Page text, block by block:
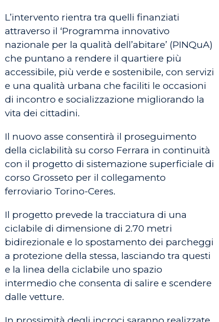
L’intervento rientra tra quelli finanziati
attraverso il ‘Programma innovativo
nazionale per la qualità dell’abitare’ (PINQuA)
che puntano a rendere il quartiere più
accessibile, più verde e sostenibile, con servizi
e una qualità urbana che faciliti le occasioni
di incontro e socializzazione migliorando la
vita dei cittadini.
Il nuovo asse consentirà il proseguimento
della ciclabilità su corso Ferrara in continuità
con il progetto di sistemazione superficiale di
corso Grosseto per il collegamento
ferroviario Torino-Ceres.
Il progetto prevede la tracciatura di una
ciclabile di dimensione di 2.70 metri
bidirezionale e lo spostamento dei parcheggi
a protezione della stessa, lasciando tra questi
e la linea della ciclabile uno spazio
intermedio che consenta di salire e scendere
dalle vetture.